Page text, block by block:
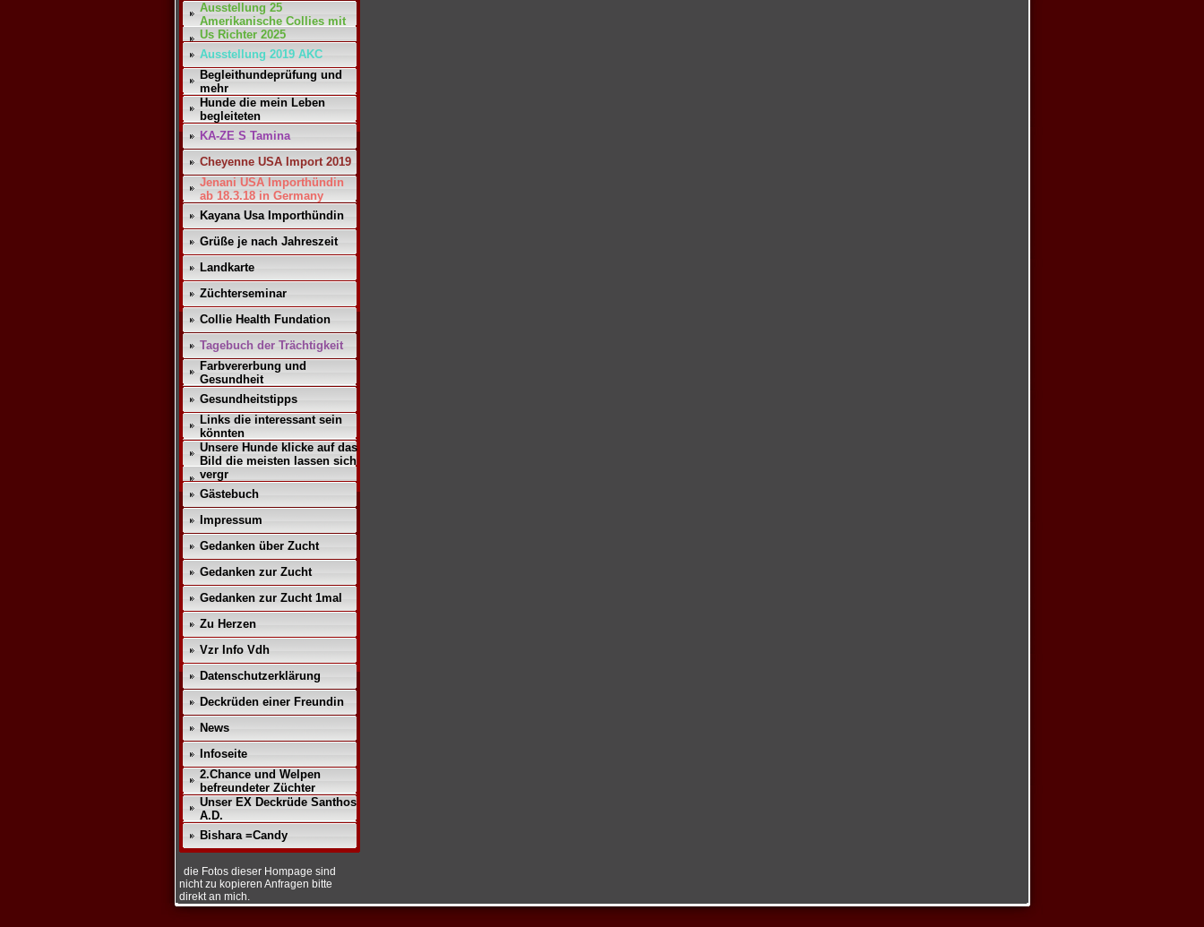
Ausstellung 25
Amerikanische Collies mit
Us Richter 2025
Ausstellung 2019 AKC
Begleithundeprüfung und
mehr
Hunde die mein Leben
begleiteten
KA-ZE S Tamina
Cheyenne USA Import 2019
Jenani USA Importhündin
ab 18.3.18 in Germany
Kayana Usa Importhündin
Grüße je nach Jahreszeit
Landkarte
Züchterseminar
Collie Health Fundation
Tagebuch der Trächtigkeit
Farbvererbung und
Gesundheit
Gesundheitstipps
Links die interessant sein
könnten
Unsere Hunde klicke auf das
Bild die meisten lassen sich
vergr
Gästebuch
Impressum
Gedanken über Zucht
Gedanken zur Zucht
Gedanken zur Zucht 1mal
Zu Herzen
Vzr Info Vdh
Datenschutz­erklärung
Deckrüden einer Freundin
News
Infoseite
2.Chance und Welpen
befreundeter Züchter
Unser EX Deckrüde Santhos
A.D.
Bishara =Candy
die Fotos dieser Hompage sind
nicht zu kopieren Anfragen bitte
direkt an mich.